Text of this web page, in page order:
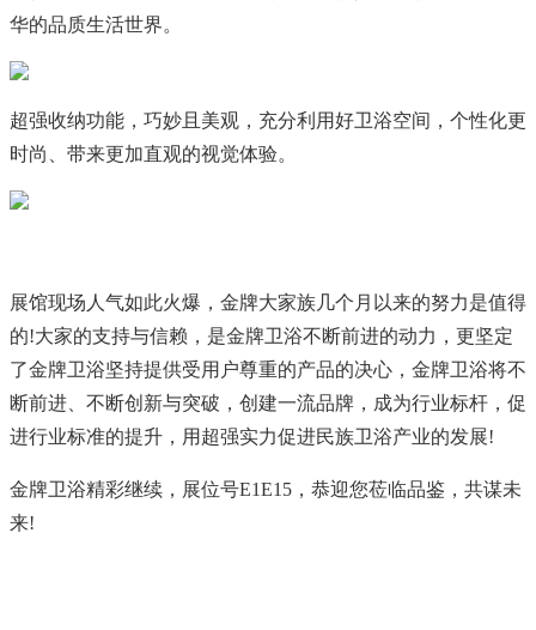
华的品质生活世界。
超强收纳功能，巧妙且美观，充分利用好卫浴空间，个性化更
时尚、带来更加直观的视觉体验。
展馆现场人气如此火爆，金牌大家族几个月以来的努力是值得
的!大家的支持与信赖，是金牌卫浴不断前进的动力，更坚定
了金牌卫浴坚持提供受用户尊重的产品的决心，金牌卫浴将不
断前进、不断创新与突破，创建一流品牌，成为行业标杆，促
进行业标准的提升，用超强实力促进民族卫浴产业的发展!
金牌卫浴精彩继续，展位号E1E15，恭迎您莅临品鉴，共谋未
来!